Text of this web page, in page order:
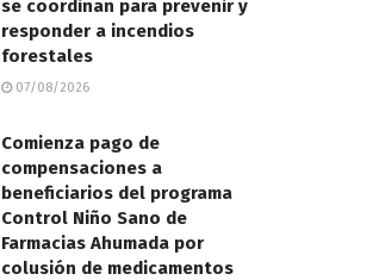
se coordinan para prevenir y
responder a incendios
forestales
07/08/2026
Comienza pago de
compensaciones a
beneficiarios del programa
Control Niño Sano de
Farmacias Ahumada por
colusión de medicamentos